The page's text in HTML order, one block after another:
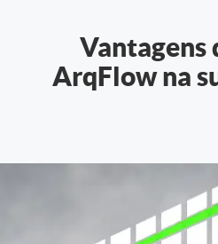
Guarda de Documentos
Vantagens
ArqFlow na